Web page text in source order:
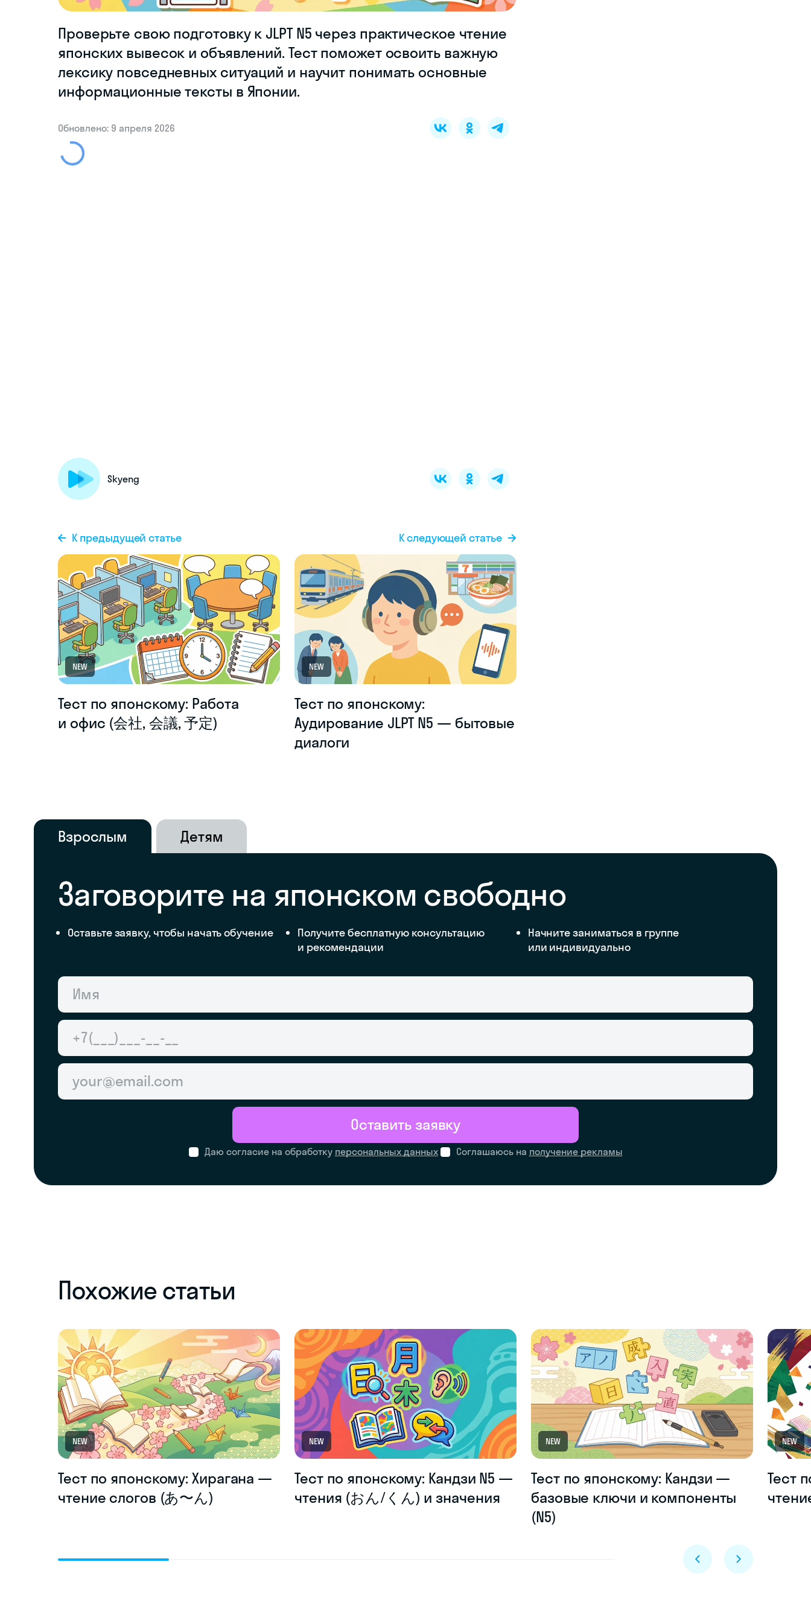
Проверьте свою подготовку к JLPT N5 через практическое чтение
японских вывесок и объявлений. Тест поможет освоить важную
лексику повседневных ситуаций и научит понимать основные
информационные тексты в Японии.
Обновлено: 9 апреля 2026
Skyeng
К предыдущей статье
NEW
Тест по японскому: Работа
и офис (会社, 会議, 予定)
К следующей статье
NEW
Тест по японскому:
Аудирование JLPT N5 — бытовые
диалоги
Взрослым Детям
Заговорите на японском свободно
Оставьте заявку, чтобы начать обучение
Получите бесплатную консультацию
и рекомендации
Начните заниматься в группе
или индивидуально
Даю согласие на обработку персональных данных Соглашаюсь на получение рекламы
Оставить заявку
Похожие статьи
NEW
Тест по японскому: Хирагана —
чтение слогов (あ〜ん)
NEW
Тест по японскому: Кандзи N5 —
чтения (おん/くん) и значения
NEW
Тест по японскому: Кандзи —
базовые ключи и компоненты
(N5)
NEW
Тест